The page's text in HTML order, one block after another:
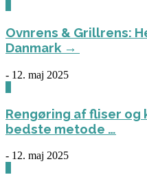
Ovnrens & Grillrens:
Danmark →
- 12. maj 2025
Rengøring af fliser og
bedste metode …
- 12. maj 2025